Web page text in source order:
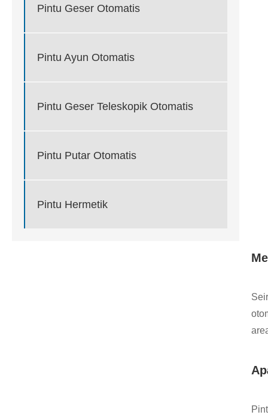
Pintu Geser Otomatis
Pintu Ayun Otomatis
Pintu Geser Teleskopik Otomatis
Pintu Putar Otomatis
Pintu Hermetik